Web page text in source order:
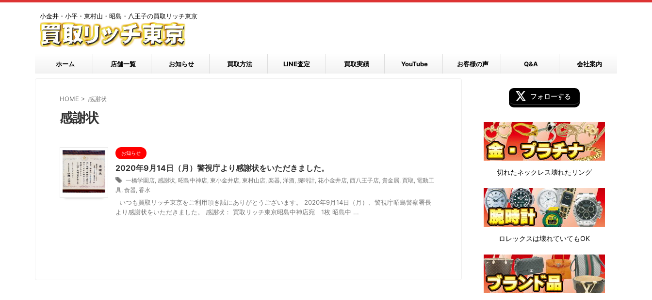
小金井・小平・東村山・昭島・八王子の買取リッチ東京
ホーム 店舗一覧 お知らせ 買取方法 LINE査定 買取実績 YouTube お客様の声 Q&A 会社案内
HOME > 感謝状
感謝状
お知らせ
2020年9月14日（月）警視庁より感謝状をいただきました。
一橋学園店, 感謝状, 昭島中神店, 東小金井店, 東村山店, 楽器, 洋酒, 腕時計, 花小金井店, 西八王子店, 貴金属, 買取, 電動工
具, 食器, 香水
いつも買取リッチ東京をご利用頂き誠にありがとうございます。 2020年9月14日（月）、警視庁昭島警察署長
より感謝状をいただきました。 感謝状： 買取リッチ東京昭島中神店宛 1枚 昭島中 ...
フォローする
切れたネックレス壊れたリング
ロレックスは壊れていてもOK